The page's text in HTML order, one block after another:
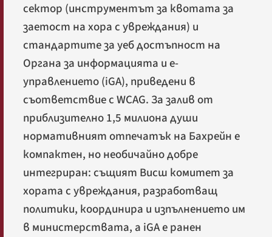
сектор (инструментът за квотата за
заетост на хора с увреждания) и
стандартите за уеб достъпност на
Органа за информацията и е-
управлението (iGA), приведени в
съответствие с WCAG. За залив от
приблизително 1,5 милиона души
нормативният отпечатък на Бахрейн е
компактен, но необичайно добре
интегриран: същият Висш комитет за
хората с увреждания, разработващ
политики, координира и изпълнението им
в министерствата, а iGA е ранен